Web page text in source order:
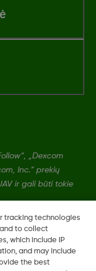
„Dexcom
Inc.“ prekių
ir gali būti tokie
tracking technologies
to collect
which include IP
and may include
the best